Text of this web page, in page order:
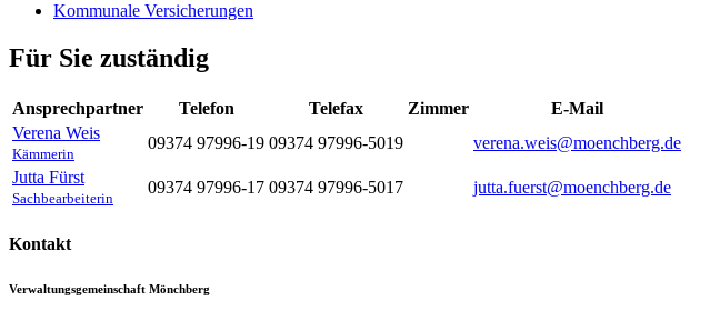
Kommunale Versicherungen
Für Sie zuständig
Ansprechpartner Telefon Telefax Zimmer
E-Mail
Verena Weis
Kämmerin
09374 97996-19 09374 97996-5019
verena.weis@moenchberg.de
Jutta Fürst
Sachbearbeiterin
09374 97996-17 09374 97996-5017 jutta.fuerst@moenchberg.de
Kontakt
Verwaltungsgemeinschaft Mönchberg